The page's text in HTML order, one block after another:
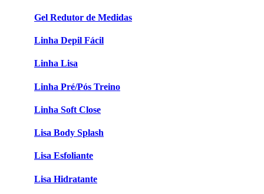
Gel Redutor de Medidas
Linha Depil Fácil
Linha Lisa
Linha Pré/Pós Treino
Linha Soft Close
Lisa Body Splash
Lisa Esfoliante
Lisa Hidratante